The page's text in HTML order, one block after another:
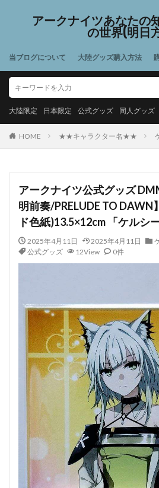
アークナイツあなたの
の世界(明日
当ブログについて 大陸グッズ購入方法
大陸限定 日本限定 公式グッズ 同人グッズ
HOME ★★キャラクター名★★
アークナイツ公式グッズ
明前奏/PRELUDE TO DAWN
ド色紙)13.5×12cm 「ケルシー
2025年4月11日 2025年4月11日
公式グッズ
12View 0件